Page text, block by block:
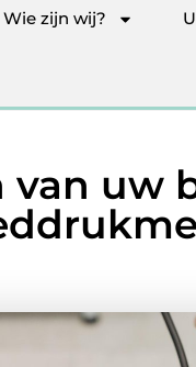
Wie zijn wij?
van uw